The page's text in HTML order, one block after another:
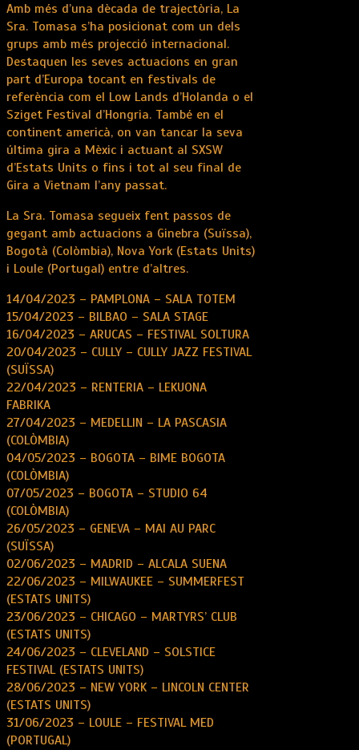
Amb més d’una dècada de trajectòria, La
Sra. Tomasa s’ha posicionat com un dels
grups amb més projecció internacional.
Destaquen les seves actuacions en gran
part d’Europa tocant en festivals de
referència com el Low Lands d’Holanda o el
Sziget Festival d’Hongria. També en el
continent americà, on van tancar la seva
última gira a Mèxic i actuant al SXSW
d’Estats Units o fins i tot al seu final de
Gira a Vietnam l’any passat.
La Sra. Tomasa segueix fent passos de
gegant amb actuacions a Ginebra (Suïssa),
Bogotà (Colòmbia), Nova York (Estats Units)
i Loule (Portugal) entre d’altres.
14/04/2023 – PAMPLONA – SALA TOTEM
15/04/2023 – BILBAO – SALA STAGE
16/04/2023 – ARUCAS – FESTIVAL SOLTURA
20/04/2023 – CULLY – CULLY JAZZ FESTIVAL
(SUÏSSA)
22/04/2023 – RENTERIA – LEKUONA
FABRIKA
27/04/2023 – MEDELLIN – LA PASCASIA
(COLÒMBIA)
04/05/2023 – BOGOTA – BIME BOGOTA
(COLÒMBIA)
07/05/2023 – BOGOTA – STUDIO 64
(COLÒMBIA)
26/05/2023 – GENEVA – MAI AU PARC
(SUÏSSA)
02/06/2023 – MADRID – ALCALA SUENA
22/06/2023 – MILWAUKEE – SUMMERFEST
(ESTATS UNITS)
23/06/2023 – CHICAGO – MARTYRS’ CLUB
(ESTATS UNITS)
24/06/2023 – CLEVELAND – SOLSTICE
FESTIVAL (ESTATS UNITS)
28/06/2023 – NEW YORK – LINCOLN CENTER
(ESTATS UNITS)
31/06/2023 – LOULE – FESTIVAL MED
(PORTUGAL)